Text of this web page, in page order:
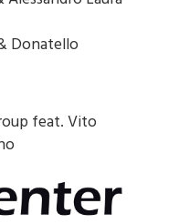
Laura
feat. Vito